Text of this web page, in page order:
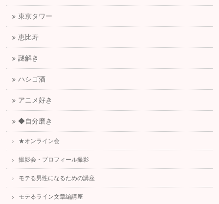
東京タワー
恵比寿
謎解き
ハシゴ酒
アニメ好き
◆自分磨き
★オンライン会
撮影会・プロフィール撮影
モテる男性になるための講座
モテるライン文章編講座